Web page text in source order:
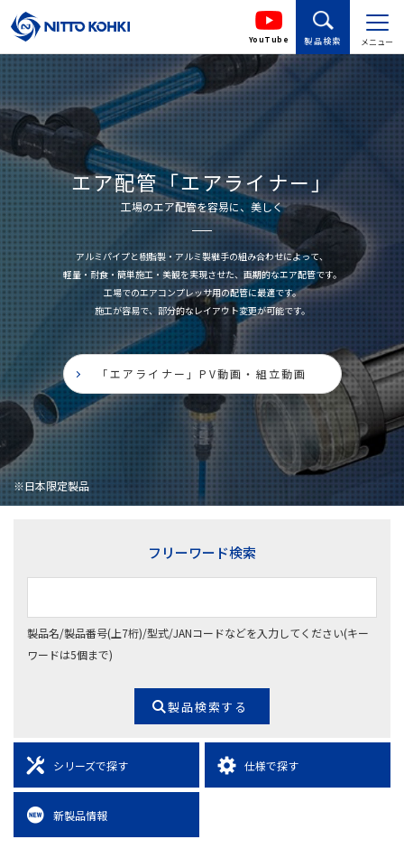
YouTube 製品検索 メニュー
エア配管「エアライナー」
工場のエア配管を容易に、美しく
アルミパイプと樹脂製・アルミ製継手の組み合わせによって、
軽量・耐食・簡単施工・美観を実現させた、画期的なエア配管です。
工場でのエアコンプレッサ用の配管に最適です。
施工が容易で、部分的なレイアウト変更が可能です。
「エアライナー」PV動画・組立動画
※日本限定製品
フリーワード検索
製品名/製品番号(上7桁)/型式/JANコードなどを入力してください(キー
ワードは5個まで)
シリーズで探す 仕様で探す
新製品情報